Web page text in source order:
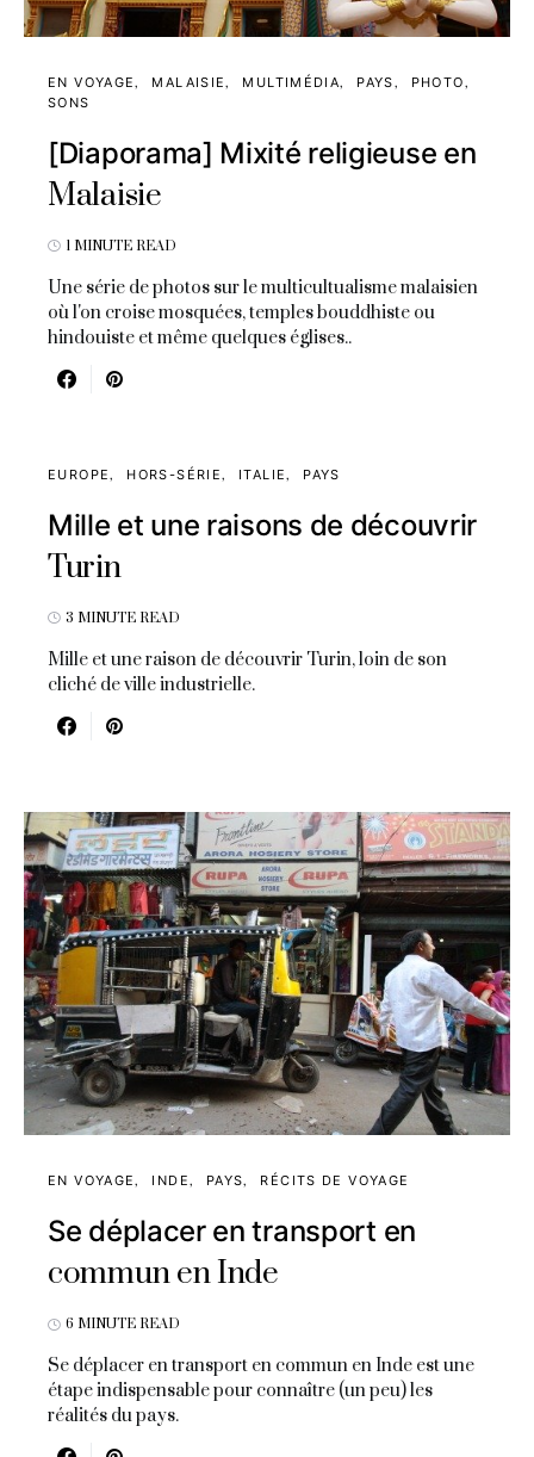
EN VOYAGE MALAISIE MULTIMÉDIA PAYS
PHOTO
SONS
[Diaporama] Mixité religieuse en
Malaisie
1 MINUTE READ
Une série de photos sur le multicultualisme malaisien
où l'on croise mosquées, temples bouddhiste ou
hindouiste et même quelques églises..
EUROPE HORS-SÉRIE ITALIE PAYS
Mille et une raisons de découvrir
Turin
3 MINUTE READ
Mille et une raison de découvrir Turin, loin de son
cliché de ville industrielle.
EN VOYAGE INDE PAYS RÉCITS DE VOYAGE
Se déplacer en transport en
commun en Inde
6 MINUTE READ
Se déplacer en transport en commun en Inde est une
étape indispensable pour connaître (un peu) les
réalités du pays.